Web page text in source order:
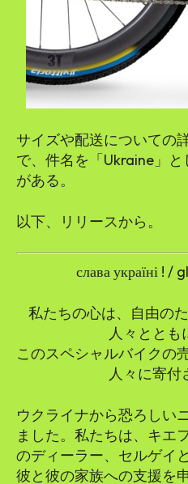
サイズや配送についての
で、件名を「Ukraine」
がある。
以下、リリースから。
слава україні !
私たちの心は、自由の
人々ととも
このスペシャルバイクの
人々に寄付
ウクライナから恐ろしい
ました。私たちは、キエ
のディーラー、セルゲイ
彼と彼の家族への支援を